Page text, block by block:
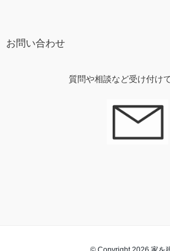
お問い合わせ
質問や相談など受け付け